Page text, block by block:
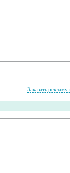
Заказать рекламу